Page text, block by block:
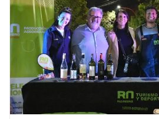
Consultorios Propios
Presentación CV
Transparencia
Inversión en Salud